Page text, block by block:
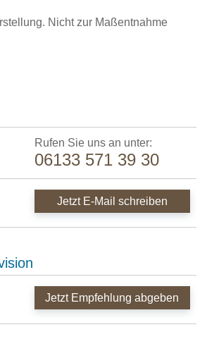
Nicht zur Maßentnahme
Rufen Sie uns an unter:
06133 571 39 30
Jetzt E-Mail schreiben
Jetzt Empfehlung abgeben